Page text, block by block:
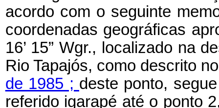
acordo com o seguinte
coordenadas geográficas
16’ 15” Wgr., localizado na
Rio Tapajós, como descrito
de 1985 ; deste ponto,
referido igarapé até o ponto